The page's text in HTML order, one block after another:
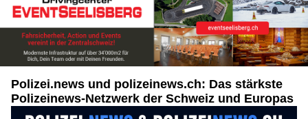
Polizei.news und polizeinews.ch: Das stärkste
Polizeinews-Netzwerk der Schweiz und Europas